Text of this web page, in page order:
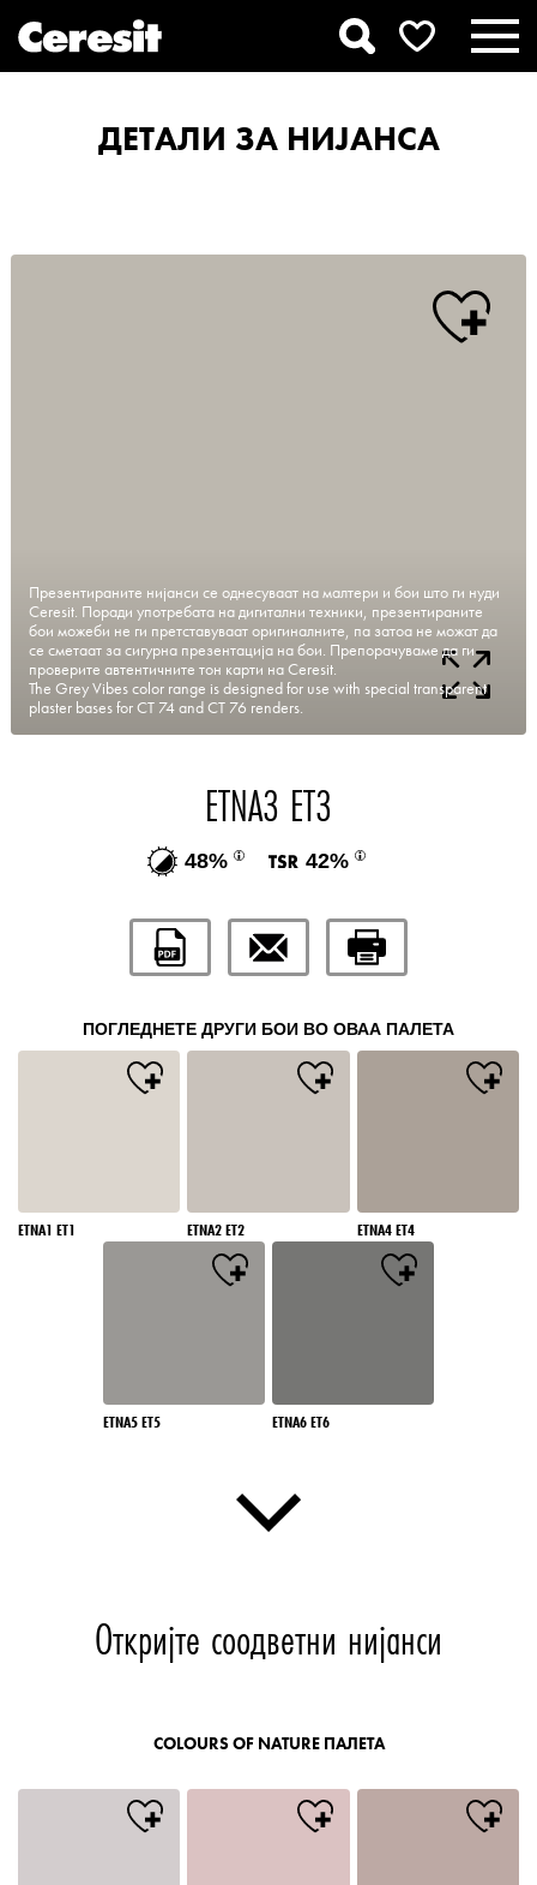
ДЕТАЛИ ЗА НИЈАНСА
Презентираните нијанси се однесуваат на малтери и бои што ги нуди
Ceresit. Поради употребата на дигитални техники, презентираните
бои можеби не ги претставуваат оригиналните, па затоа не можат да
се сметаат за сигурна презентација на бои. Препорачуваме да ги
проверите автентичните тон карти на Ceresit.
The Grey Vibes color range is designed for use with special transparent
plaster bases for CT 74 and CT 76 renders.
ETNA3 ET3
48% 42%
ПОГЛЕДНЕТЕ ДРУГИ БОИ ВО ОВАА ПАЛЕТА
ETNA1 ET1 ETNA2 ET2 ETNA4 ET4
ETNA5 ET5 ETNA6 ET6
Откријте соодветни нијанси
COLOURS OF NATURE ПАЛЕТА